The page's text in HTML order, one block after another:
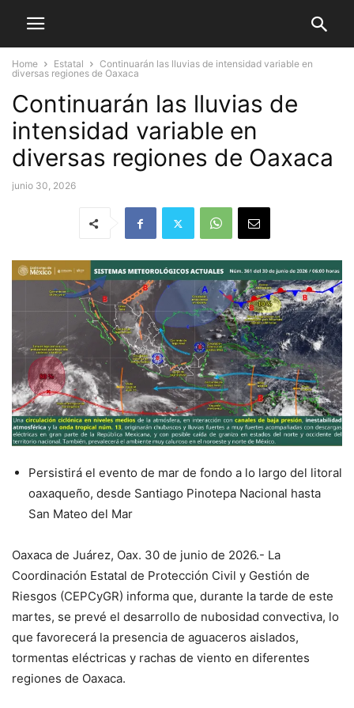
Home Estatal
Continuarán las lluvias de intensidad variable en
diversas regiones de Oaxaca
Continuarán las lluvias de
intensidad variable en
diversas regiones de Oaxaca
junio 30, 2026
Persistirá el evento de mar de fondo a lo largo del litoral
oaxaqueño, desde Santiago Pinotepa Nacional hasta
San Mateo del Mar
Oaxaca de Juárez, Oax. 30 de junio de 2026.- La
Coordinación Estatal de Protección Civil y Gestión de
Riesgos (CEPCyGR) informa que, durante la tarde de este
martes, se prevé el desarrollo de nubosidad convectiva, lo
que favorecerá la presencia de aguaceros aislados,
tormentas eléctricas y rachas de viento en diferentes
regiones de Oaxaca.